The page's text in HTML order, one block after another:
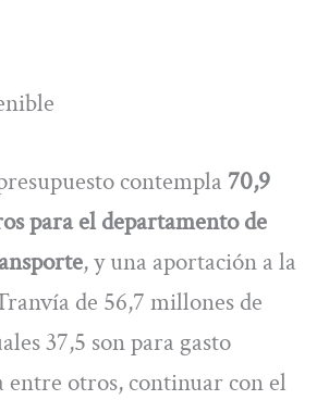
contempla 70,9
para el departamento de
, y una aportación a la
de 56,7 millones de
37,5 son para gasto
entre otros, continuar con el